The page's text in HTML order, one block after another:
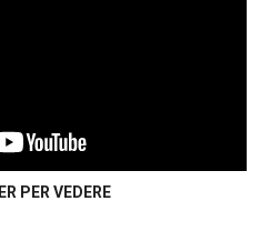
PER VEDERE